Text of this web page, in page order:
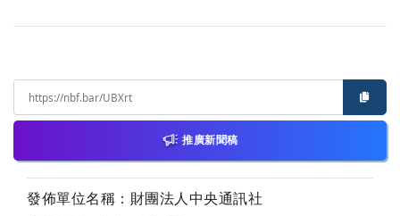
推廣新聞稿
發佈單位名稱：財團法人中央通訊社